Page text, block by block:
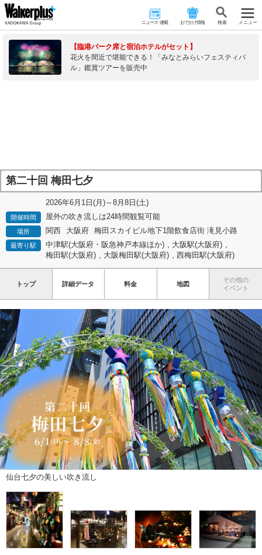
ニュース･連載 おでかけ情報 検 索 メニュー
【臨港パーク席と宿泊ホテルがセット】
花火を間近で堪能できる！「みなとみらいフェスティバ
ル」鑑賞ツアーを販売中
第二十回 梅田七夕
2026年6月1日(月)～8月8日(土)
開催時間 屋外の吹き流しは24時間観覧可能
場所 関西 大阪府 梅田スカイビル地下1階飲食店街 滝見小路
最寄り駅 中津駅(大阪府・阪急神戸本線ほか) , 大阪駅(大阪府) ,
梅田駅(大阪府) , 大阪梅田駅(大阪府) , 西梅田駅(大阪府)
トップ 詳細データ 料金 地図
その他の
イベント
仙台七夕の美しい吹き流し